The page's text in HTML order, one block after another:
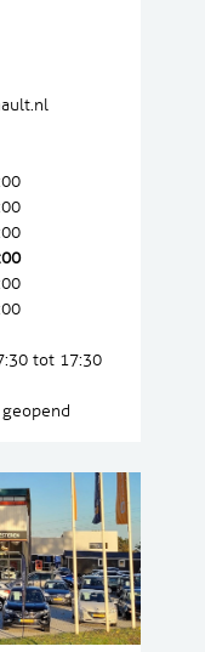
tot 17:30